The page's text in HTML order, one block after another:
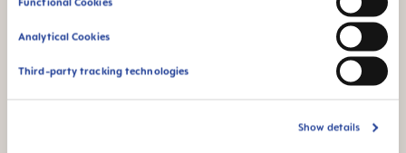
Analytical Cookies
Third-party tracking technologies
Show details
94% NIPPLE
ACCEPTANCE
dinappen: accepteras